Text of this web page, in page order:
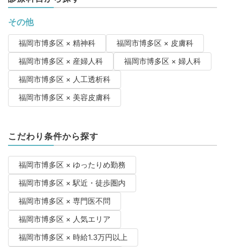
その他
福岡市博多区 × 精神科
福岡市博多区 × 皮膚科
福岡市博多区 × 産婦人科
福岡市博多区 × 婦人科
福岡市博多区 × 人工透析科
福岡市博多区 × 美容皮膚科
こだわり条件から探す
福岡市博多区 × ゆったりめ勤務
福岡市博多区 × 駅近・徒歩圏内
福岡市博多区 × 専門医不問
福岡市博多区 × 人気エリア
福岡市博多区 × 時給1.3万円以上